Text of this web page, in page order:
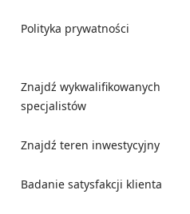
Polityka prywatności
Znajdź wykwalifikowanych
specjalistów
Znajdź teren inwestycyjny
Badanie satysfakcji klienta